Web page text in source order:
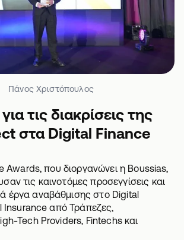
Πάνος Χριστόπουλος
τις διακρίσεις της
στα Digital Finance
Awards, που διοργανώνει η Boussias,
τις καινοτόμες προσεγγίσεις και
έργα αναβάθμισης στο Digital
Insurance από Τράπεζες,
Tech Providers, Fintechs και